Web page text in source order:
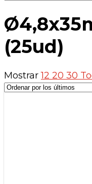
(25ud)
Mostrar12 20 30